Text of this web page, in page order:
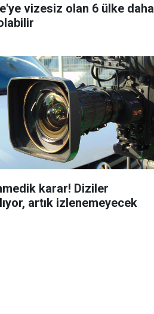
vizesiz olan 6 ülke daha
karar! Diziler
artık izlenemeyecek